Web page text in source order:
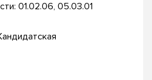
01.02.06, 05.03.01